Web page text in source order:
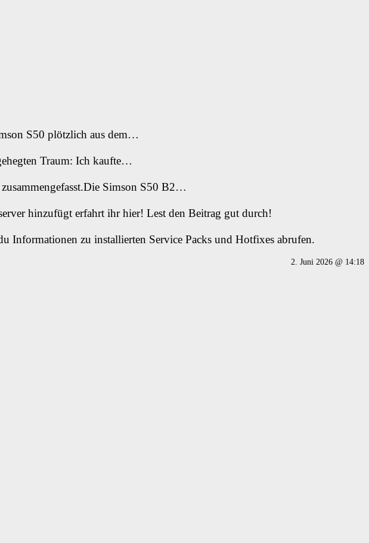
S50 plötzlich aus dem…
Traum: Ich kaufte…
Simson S50 B2…
hinzufügt erfahrt ihr hier! Lest den Beitrag gut durch!
Informationen zu installierten Service Packs und Hotfixes abrufen.
2. Juni 2026 @ 14:18